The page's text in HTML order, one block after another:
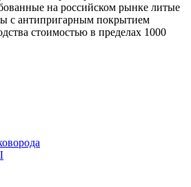
на российском рынке литые
с антипригарным покрытием
стоимостью в пределах 1000